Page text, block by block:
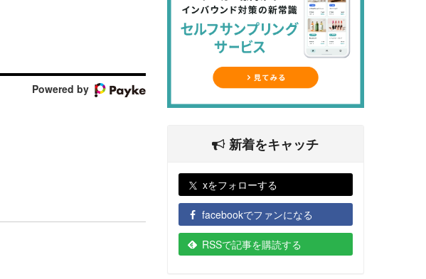
Powered by
新着をキャッチ
xをフォローする
facebookでファンになる
RSSで記事を購読する